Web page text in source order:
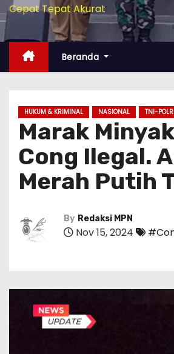
Cepat Tepat Akurat
Beranda
HUKUM & KRIMINAL NASIONAL TNI-
Marak
Cong Ilegal.
Merah Putih
By Redaksi MPN
Nov 15, 2024